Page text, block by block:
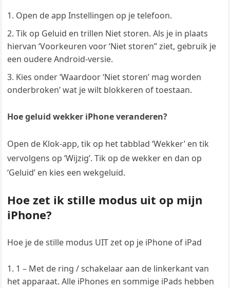
Open de app Instellingen op je telefoon.
Tik op Geluid en trillen Niet storen. Als je in plaats
hiervan ‘Voorkeuren voor ‘Niet storen” ziet, gebruik je
een oudere Android-versie.
Kies onder ‘Waardoor ‘Niet storen’ mag worden
onderbroken’ wat je wilt blokkeren of toestaan.
Hoe geluid wekker iPhone veranderen?
Open de Klok-app, tik op het tabblad ‘Wekker’ en tik
vervolgens op ‘Wijzig’. Tik op de wekker en dan op
‘Geluid’ en kies een wekgeluid.
Hoe zet ik stille modus uit op mijn
iPhone?
Hoe je de stille modus UIT zet op je iPhone of iPad
1 – Met de ring / schakelaar aan de linkerkant van
het apparaat. Alle iPhones en sommige iPads hebben